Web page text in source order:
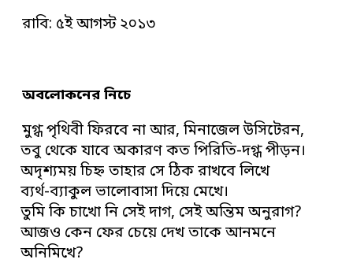
রাবি: ৫ই আগস্ট ২০১৩
অবলোকনের নিচে
মুগ্ধ পৃথিবী ফিরবে না আর, মিনাজেল উসিটেরন,
তবু থেকে যাবে অকারণ কত পিরিতি-দগ্ধ পীড়ন।
অদৃশ্যময় চিহ্ন তাহার সে ঠিক রাখবে লিখে
ব্যর্থ-ব্যাকুল ভালোবাসা দিয়ে মেখে।
তুমি কি চাখো নি সেই দাগ, সেই অন্তিম অনুরাগ?
আজও কেন ফের চেয়ে দেখ তাকে আনমনে
অনিমিখে?